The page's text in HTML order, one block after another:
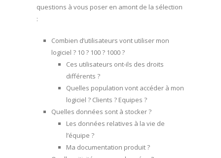
questions à vous poser en amont de la sélection
:
Combien d’utilisateurs vont utiliser mon
logiciel ? 10 ? 100 ? 1000 ?
Ces utilisateurs ont-ils des droits
différents ?
Quelles population vont accéder à mon
logiciel ? Clients ? Equipes ?
Quelles données sont à stocker ?
Les données relatives à la vie de
l’équipe ?
Ma documentation produit ?